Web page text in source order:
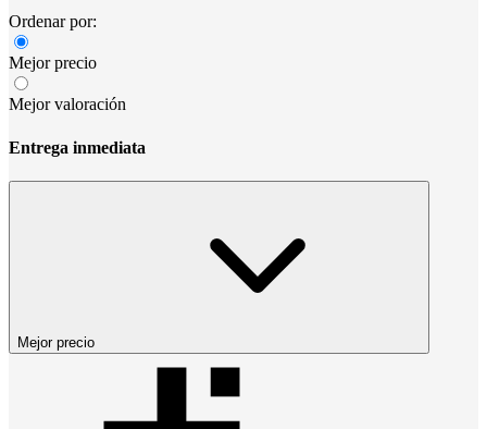
Ordenar por:
Mejor precio
Mejor valoración
Entrega inmediata
Mejor precio